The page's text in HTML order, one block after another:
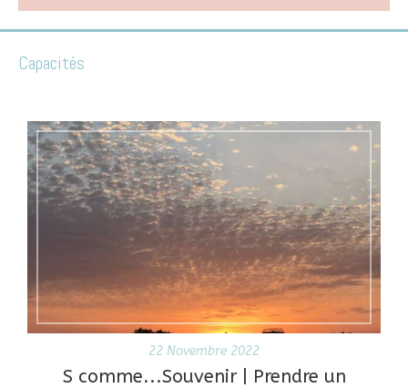
Capacités
22 Novembre 2022
S comme...Souvenir | Prendre un